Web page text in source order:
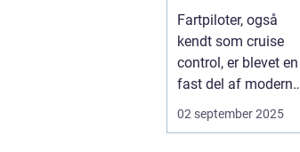
sikkerhed
Fartpiloter, også
kendt som cruise
control, er blevet en
fast del af moderne
biler. Systemet g...
02 september 2025